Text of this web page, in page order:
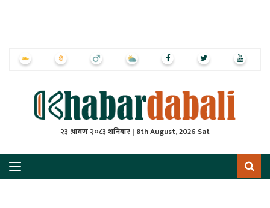
२३ श्रावण २०८३ शनिबार | 8th August, 2026 Sat